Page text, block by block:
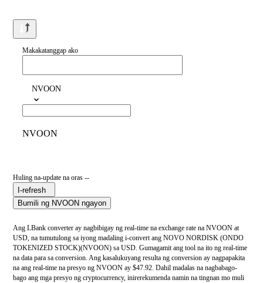
Makakatanggap ako
NVOON
NVOON
Huling na-update na oras --
I-refresh
Bumili ng NVOON ngayon
Ang LBank converter ay nagbibigay ng real-time na exchange rate na NVOON at
USD, na tumutulong sa iyong madaling i-convert ang NOVO NORDISK (ONDO
TOKENIZED STOCK)(NVOON) sa USD. Gumagamit ang tool na ito ng real-time
na data para sa conversion. Ang kasalukuyang resulta ng conversion ay nagpapakita
na ang real-time na presyo ng NVOON ay $47.92. Dahil madalas na nagbabago-
bago ang mga presyo ng cryptocurrency, inirerekumenda namin na tingnan mo muli